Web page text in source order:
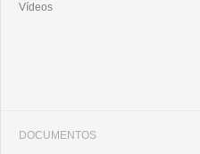
Vídeos
DOCUMENTOS